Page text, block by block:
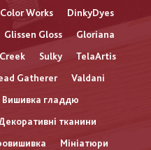
Works
DinkyDyes
Glissen Gloss
Gloriana
Sulky
TelaArtis
Gatherer
Valdani
Вишивка гладдю
тканини
Мініатюри